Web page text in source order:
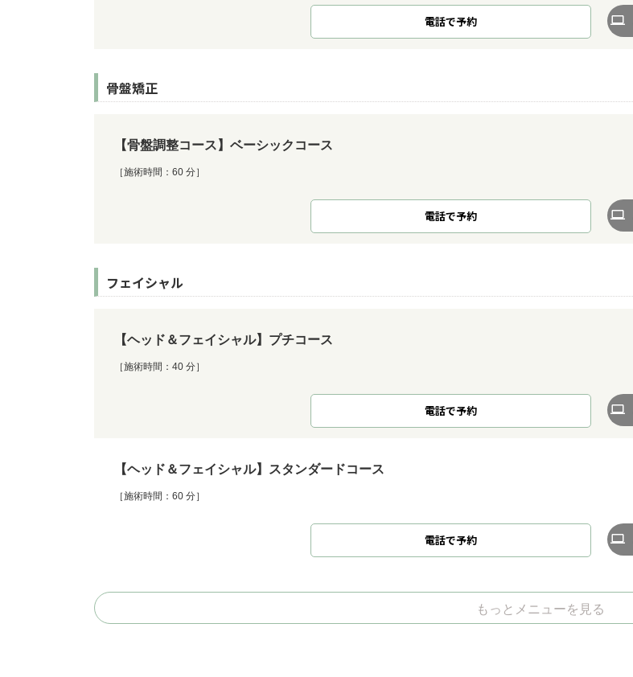
電話で予約
骨盤矯正
【骨盤調整コース】ベーシックコース
［施術時間：60 分］
電話で予約
フェイシャル
【ヘッド＆フェイシャル】プチコース
［施術時間：40 分］
電話で予約
【ヘッド＆フェイシャル】スタンダードコース
［施術時間：60 分］
電話で予約
もっとメニューを見る